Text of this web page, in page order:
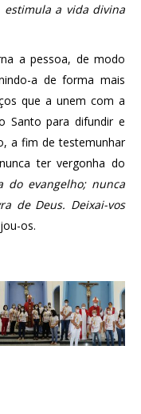
estimula a vida divina
a pessoa, de modo
a de forma mais
que a unem com a
Santo para difundir e
a fim de testemunhar
ter vergonha do
do evangelho; nunca
de Deus. Deixai-vos
os.